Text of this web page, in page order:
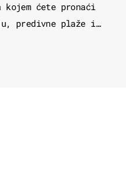
kojem ćete pronaći
predivne plaže i